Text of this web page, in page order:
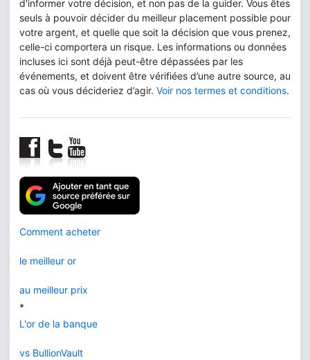
d'informer votre décision, et non pas de la guider. Vous êtes
seuls à pouvoir décider du meilleur placement possible pour
votre argent, et quelle que soit la décision que vous prenez,
celle-ci comportera un risque. Les informations ou données
incluses ici sont déjà peut-être dépassées par les
événements, et doivent être vérifiées d’une autre source, au
cas où vous décideriez d’agir. Voir nos termes et conditions.
Comment acheter
le meilleur or
au meilleur prix
*
L'or de la banque
vs BullionVault